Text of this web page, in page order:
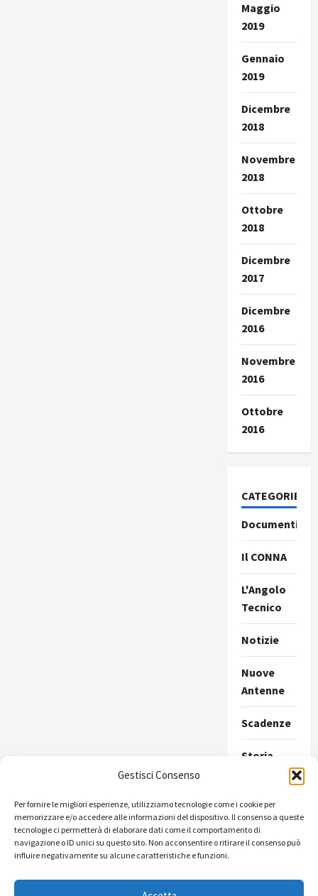
Gestisci Consenso
Per fornire le migliori esperienze, utilizziamo tecnologie come i cookie per
memorizzare e/o accedere alle informazioni del dispositivo. Il consenso a queste
tecnologie ci permetterà di elaborare dati come il comportamento di
navigazione o ID unici su questo sito. Non acconsentire o ritirare il consenso può
influire negativamente su alcune caratteristiche e funzioni.
Maggio
2019
Gennaio
2019
Dicembre
2018
Novembre
2018
Ottobre
2018
Dicembre
2017
Dicembre
2016
Novembre
2016
Ottobre
2016
CATEGORIE
Documenti
Il CONNA
L'Angolo
Tecnico
Notizie
Nuove
Antenne
Scadenze
Storia
Ultimissime